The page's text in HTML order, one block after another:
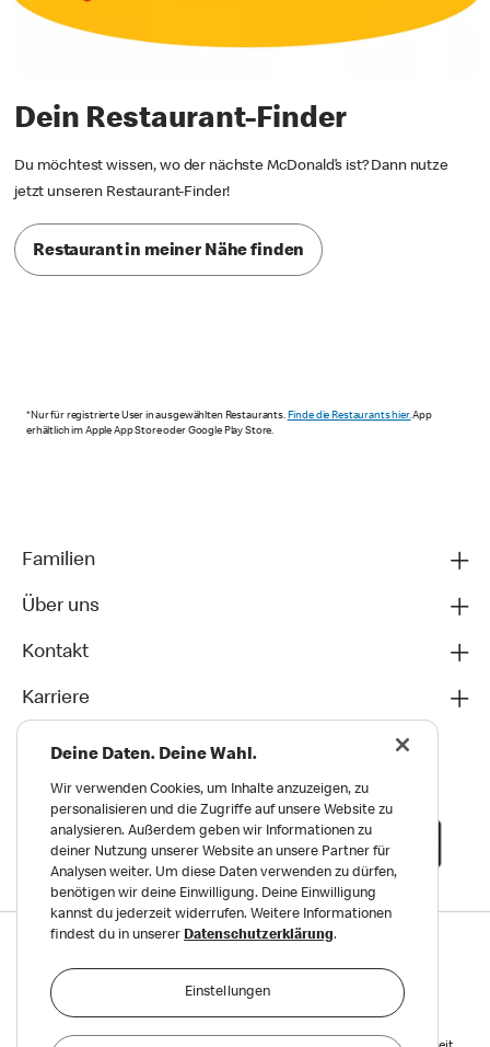
Dein Restaurant-Finder
Du möchtest wissen, wo der nächste McDonald’s ist? Dann nutze
jetzt unseren Restaurant-Finder!
Restaurant in meiner Nähe finden
*Nur für registrierte User in ausgewählten Restaurants. Finde die Restaurants hier.App
erhältlich im Apple App Store oder Google Play Store.
Familien
Über uns
Kontakt
Karriere
Datenschutz
Deine Daten. Deine Wahl.
Wir verwenden Cookies, um Inhalte anzuzeigen, zu
personalisieren und die Zugriffe auf unsere Website zu
analysieren. Außerdem geben wir Informationen zu
deiner Nutzung unserer Website an unsere Partner für
Analysen weiter. Um diese Daten verwenden zu dürfen,
benötigen wir deine Einwilligung. Deine Einwilligung
kannst du jederzeit widerrufen. Weitere Informationen
findest du in unserer Datenschutzerklärung.
Einstellungen